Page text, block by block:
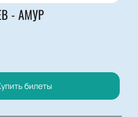
- АМУР
билеты